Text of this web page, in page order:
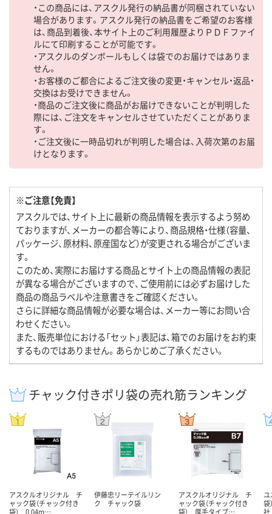
・この商品には、アスクル発行の納品書が同梱されていない
場合があります。アスクル発行の納品書をご希望のお客様
は、商品到着後、本サイト上のご利用履歴よりＰＤＦファイ
ルにて印刷することが可能です。
・アスクルのダンボールもしくは袋でのお届けではありま
せん。
・お客様のご都合によるご注文後の変更・キャンセル・返品・
交換はお受けできません。
・商品のご注文後に商品がお届けできないことが判明した
際には、ご注文をキャンセルさせていただくことがありま
す。
・ご注文後に一時品切れが判明した場合は、入荷次第のお届
けとなります。
※ご注意【免責】
アスクルでは、サイト上に最新の商品情報を表示するよう努め
ておりますが、メーカーの都合等により、商品規格・仕様（容量、
パッケージ、原材料、原産国など）が変更される場合がございま
す。
このため、実際にお届けする商品とサイト上の商品情報の表記
が異なる場合がございますので、ご使用前には必ずお届けした
商品の商品ラベルや注意書きをご確認ください。
さらに詳細な商品情報が必要な場合は、メーカー等にお問い合
わせください。
また、販売単位における「セット」表記は、箱でのお届けをお約束
するものではありません。あらかじめご了承ください。
チャック付きポリ袋の売れ筋ランキング
アスクルオリジナル チ
ャック袋（チャック付き
袋） 0.04m…
伊藤忠リーテイルリン
ク チャック袋
アスクルオリジナル チ
ャック袋（チャック付き
袋） 厚手タイプ…
ユ
袋